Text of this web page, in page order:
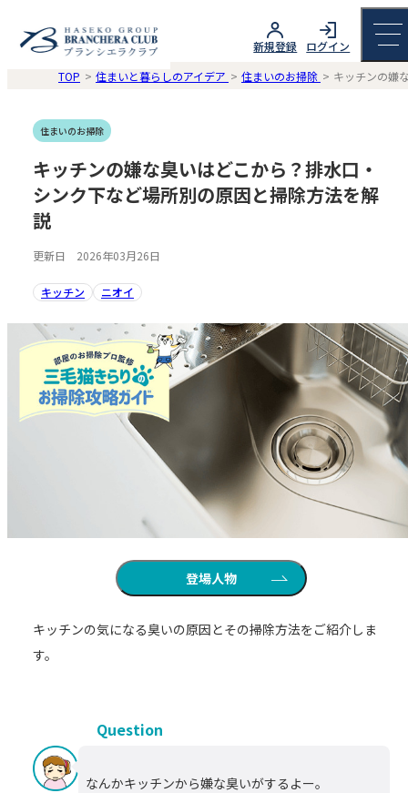
新規登録
ログイン
TOP
住まいと暮らしのアイデア 住まいのお掃除 キッチンの嫌
住まいのお掃除
キッチンの嫌な臭いはどこから？排水口・
シンク下など場所別の原因と掃除方法を解
説
更新日 2026年03月26日
キッチン ニオイ
登場人物
キッチンの気になる臭いの原因とその掃除方法をご紹介しま
す。
Question
なんかキッチンから嫌な臭いがするよー。